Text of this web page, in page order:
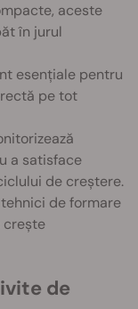
aceste
în jurul
esențiale pentru
pe tot
a satisface
de creștere.
de formare
crește
de